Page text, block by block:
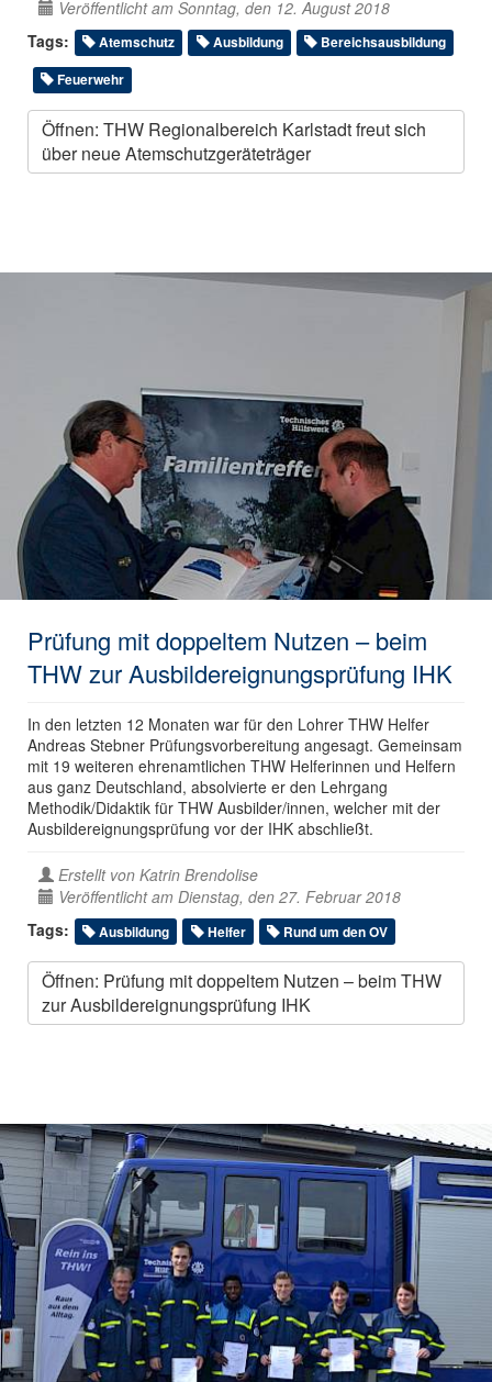
Veröffentlicht am Sonntag, den 12. August 2018
Tags:
Atemschutz Ausbildung
Bereichsausbildung
Feuerwehr
Öffnen: THW Regionalbereich Karlstadt freut sich
über neue Atemschutzgeräteträger
Prüfung mit doppeltem Nutzen – beim
THW zur Ausbildereignungsprüfung IHK
In den letzten 12 Monaten war für den Lohrer THW Helfer
Andreas Stebner Prüfungsvorbereitung angesagt. Gemeinsam
mit 19 weiteren ehrenamtlichen THW Helferinnen und Helfern
aus ganz Deutschland, absolvierte er den Lehrgang
Methodik/Didaktik für THW Ausbilder/innen, welcher mit der
Ausbildereignungsprüfung vor der IHK abschließt.
Erstellt von Katrin Brendolise
Veröffentlicht am Dienstag, den 27. Februar 2018
Tags:
Ausbildung Helfer Rund um den OV
Öffnen: Prüfung mit doppeltem Nutzen – beim THW
zur Ausbildereignungsprüfung IHK